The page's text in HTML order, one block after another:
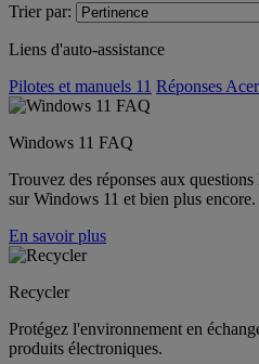
Trier par:
Liens d'auto-assistance
Pilotes et manuels 11 Réponses Acer
Windows 11 FAQ
Trouvez des réponses aux
sur Windows 11 et bien plus encore.
En savoir plus
Recycler
Protégez l'environnement en
produits électroniques.